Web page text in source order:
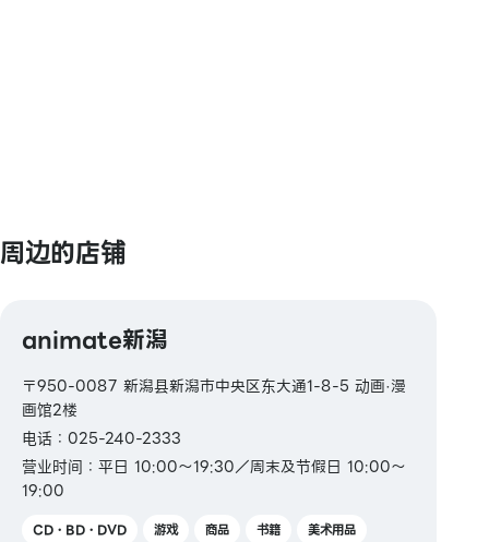
周边的店铺
animate新潟
〒950-0087 新潟县新潟市中央区东大通1-8-5 动画·漫
画馆2楼
电话：025-240-2333
营业时间：平日 10:00～19:30／周末及节假日 10:00～
19:00
CD・BD・DVD 游戏 商品 书籍
美术用品